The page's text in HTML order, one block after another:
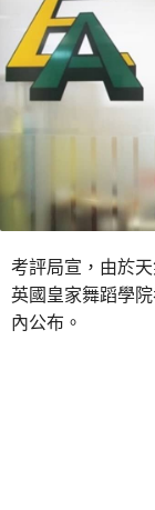
考評局宣，由於
英國皇家舞蹈學
內公布。